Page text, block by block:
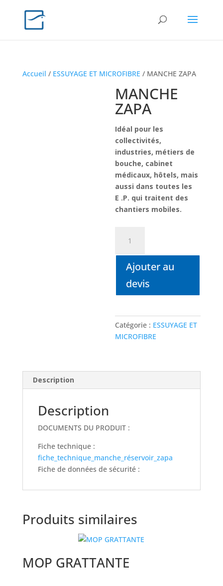
Accueil / ESSUYAGE ET MICROFIBRE / MANCHE ZAPA
MANCHE
ZAPA
Idéal pour les
collectivités,
industries, métiers de
bouche, cabinet
médicaux, hôtels, mais
aussi dans toutes les
E .P. qui traitent des
chantiers mobiles.
MANCHE
ZAPAAjouter au
devis
Catégorie : ESSUYAGE ET
MICROFIBRE
Description
Description
DOCUMENTS DU PRODUIT :
Fiche technique :
fiche_technique_manche_réservoir_zapa
Fiche de données de sécurité :
Produits similaires
MOP GRATTANTE